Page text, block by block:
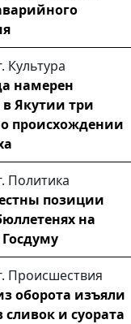
Культура
намерен
в Якутии три
о происхождении
Политика
позиции
на
Происшествия
оборота изъяли
сливок и суората